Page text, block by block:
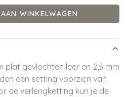
WINKELWAGEN
plat gevlochten leer en 2,5 mm
een setting voorzien van
de verlengketting kun je de